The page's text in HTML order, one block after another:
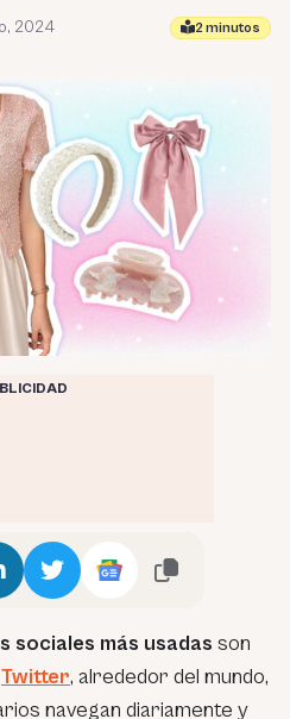
2024 2 minutos
sociales más usadas son
Twitter, alrededor del mundo,
navegan diariamente y